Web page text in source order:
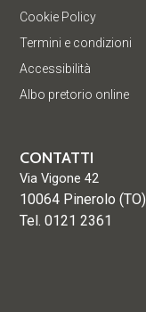
Cookie Policy
Termini e condizioni
Accessibilità
Albo pretorio online
CONTATTI
Via Vigone 42
10064 Pinerolo (TO)
Tel. 0121 2361